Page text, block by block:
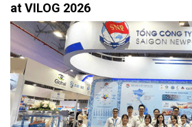
at VILOG 2026